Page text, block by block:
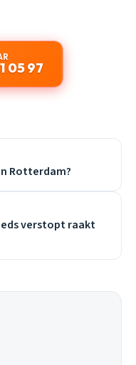
05 97
Rotterdam?
verstopt raakt